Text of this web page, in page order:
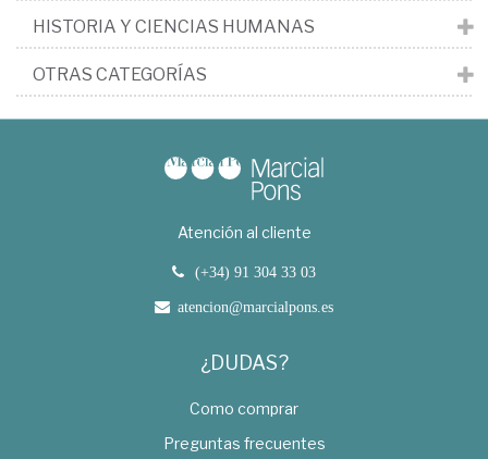
HISTORIA Y CIENCIAS HUMANAS
OTRAS CATEGORÍAS
Atención al cliente
(+34) 91 304 33 03
atencion@marcialpons.es
¿DUDAS?
Como comprar
Preguntas frecuentes